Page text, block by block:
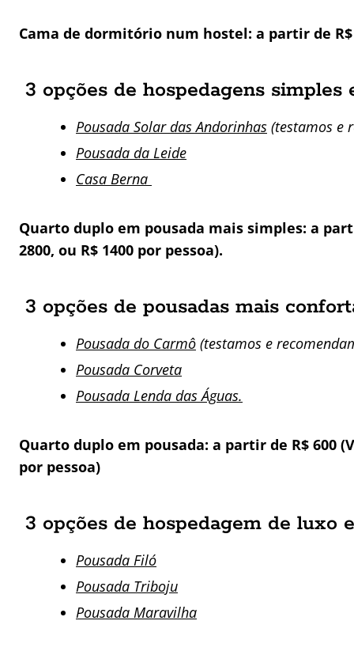
Cama de dormitório num hostel: a partir de R$
3 opções de hospedagens simples
Pousada Solar das Andorinhas (testamos e
Pousada da Leide
Casa Berna
Quarto duplo em pousada mais simples: a
2800, ou R$ 1400 por pessoa).
3 opções de pousadas mais
Pousada do Carmô (testamos e
Pousada Corveta
Pousada Lenda das Águas.
Quarto duplo em pousada: a partir de R$ 600
por pessoa)
3 opções de hospedagem de luxo
Pousada Filó
Pousada Triboju
Pousada Maravilha